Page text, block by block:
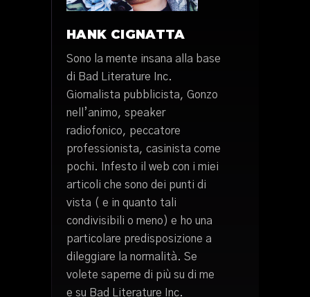
HANK CIGNATTA
Sono la mente insana alla base
di Bad Literature Inc.
Giornalista pubblicista, Gonzo
nell’animo, speaker
radiofonico, peccatore
professionista, casinista come
pochi. Infesto il web con i miei
articoli che sono dei punti di
vista ( e in quanto tali
condivisibili o meno) e ho una
particolare predisposizione a
dileggiare la normalità. Se
volete saperne di più su di me
e su Bad Literature Inc.